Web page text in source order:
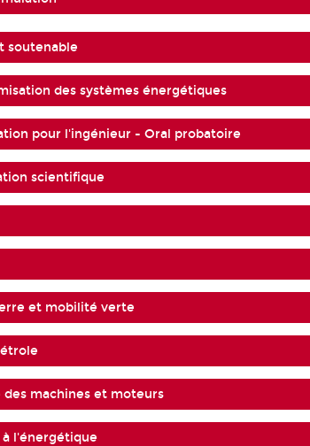
soutenable
des systèmes énergétiques
pour l'ingénieur - Oral probatoire
scientifique
et mobilité verte
machines et moteurs
à l'énergétique